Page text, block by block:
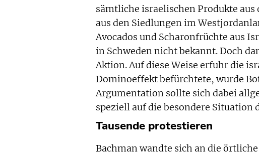
sämtliche israelischen Produkte
aus den Siedlungen im
Avocados und Scharonfrüchte aus
in Schweden nicht bekannt. Doch
Aktion. Auf diese Weise erfuhr die
Dominoeffekt befürchtete, wurde
Argumentation sollte sich dabei
speziell auf die besondere Situation
Tausende protestieren
Bachman wandte sich an die